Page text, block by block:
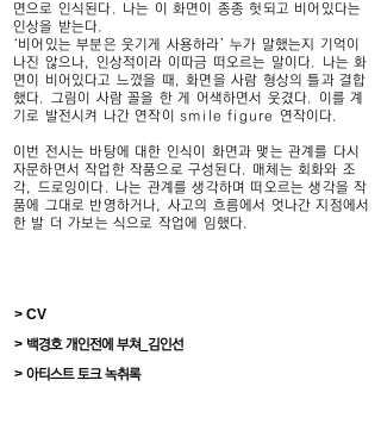
면으로 인식된다. 나는 이 화면이 종종 헛되고 비어있다는
인상을 받는다.
‘비어있는 부분은 웃기게 사용하라’ 누가 말했는지 기억이
나진 않으나, 인상적이라 이따금 떠오르는 말이다. 나는 화
면이 비어있다고 느꼈을 때, 화면을 사람 형상의 틀과 결합
했다. 그림이 사람 꼴을 한 게 어색하면서 웃겼다. 이를 계
기로 발전시켜 나간 연작이 smile figure 연작이다.
이번 전시는 바탕에 대한 인식이 화면과 맺는 관계를 다시
자문하면서 작업한 작품으로 구성된다. 매체는 회화와 조
각, 드로잉이다. 나는 관계를 생각하며 떠오르는 생각을 작
품에 그대로 반영하거나, 사고의 흐름에서 엇나간 지점에서
한 발 더 가보는 식으로 작업에 임했다.
> CV
> 백경호 개인전에 부쳐_김인선
> 아티스트 토크 녹취록